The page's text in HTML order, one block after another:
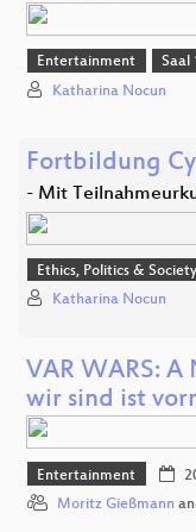
Entertainment Saal
Katharina Nocun
Fortbildung
- Mit
Ethics, Politics & Society
Katharina Nocun
VAR WARS:
wir sind ist
Entertainment
Moritz Gießmann